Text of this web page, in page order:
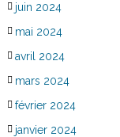
juin 2024
mai 2024
avril 2024
mars 2024
février 2024
janvier 2024